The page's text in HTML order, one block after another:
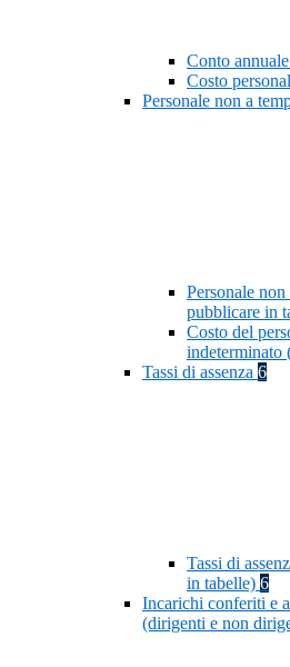
Conto
Costo
Personale non a
Personale
pubblicare in
Costo del
indeterminato
Tassi di assenza 6
Tassi di
in tabelle) 6
Incarichi conferiti e
(dirigenti e non